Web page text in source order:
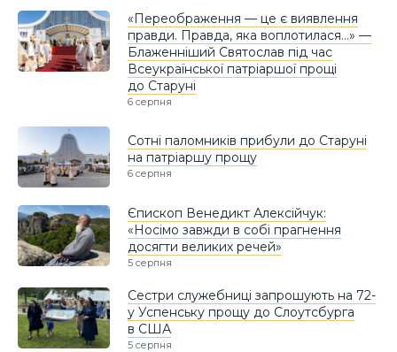
«Переображення — це є виявлення
правди. Правда, яка воплотилася…» —
Блаженніший Святослав під час
Всеукраїнської патріаршої прощі
до Старуні
6 серпня
Сотні паломників прибули до Старуні
на патріаршу прощу
6 серпня
Єпископ Венедикт Алексійчук:
«Носімо завжди в собі прагнення
досягти великих речей»
5 серпня
Сестри служебниці запрошують на 72-
у Успенську прощу до Слоутсбурга
в США
5 серпня